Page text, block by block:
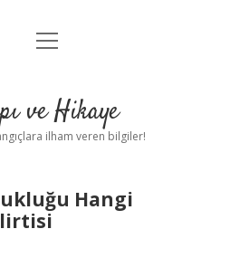
Anasayfa
Yasal Uyarı
menüyü
ve Hikaye
ilham veren bilgiler!
Hangi